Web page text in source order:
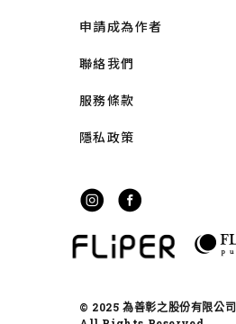
申請成為作者
聯絡我們
服務條款
隱私政策
© 2025 為善彰之股份有限公司